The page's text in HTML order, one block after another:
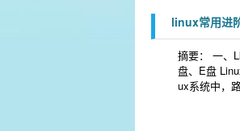
linux常用进
摘要： 一、
盘、E盘
ux系统中，